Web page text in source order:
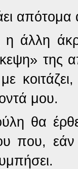
η άλλη
της
μου.
θα
που,